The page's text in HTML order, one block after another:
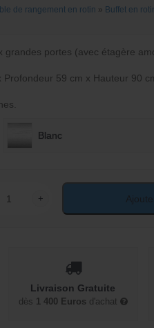
de rangement en rotin » Buffet en
grandes portes (avec étagère
59 cm x Hauteur 90
Blanc
de Buffet 4 tiroirs 2 portes
+
Livraison Gratuite
dès 1 400 Euros d'achat